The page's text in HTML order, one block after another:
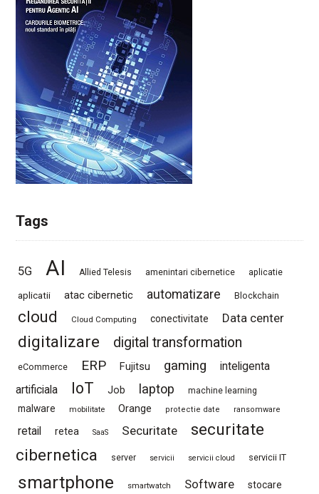
Tags
5G AI Allied Telesis amenintari cibernetice aplicatie
aplicatii atac cibernetic automatizare Blockchain
cloud Cloud Computing conectivitate Data center
digitalizare digital transformation
eCommerce ERP Fujitsu gaming
inteligenta
artificiala
IoT Job laptop machine learning
malware mobilitate Orange protectie date ransomware
retail retea SaaS Securitate
securitate
cibernetica
server servicii servicii cloud servicii IT
smartphone smartwatch Software stocare